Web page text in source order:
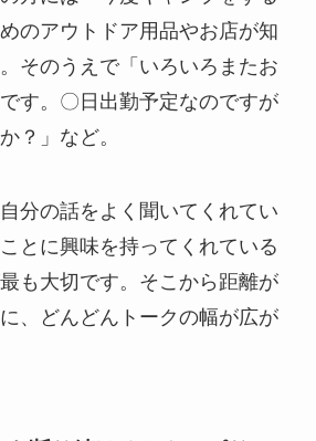
のアウトドア用品やお店が知
そのうえで「いろいろまたお
す。〇日出勤予定なのですが
？」など。
分の話をよく聞いてくれてい
とに興味を持ってくれている
も大切です。そこから距離が
、どんどんトークの幅が広が